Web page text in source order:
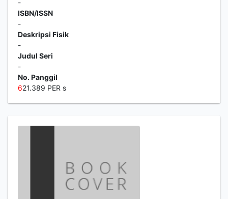
-
ISBN/ISSN
-
Deskripsi Fisik
-
Judul Seri
-
No. Panggil
621.389 PER s